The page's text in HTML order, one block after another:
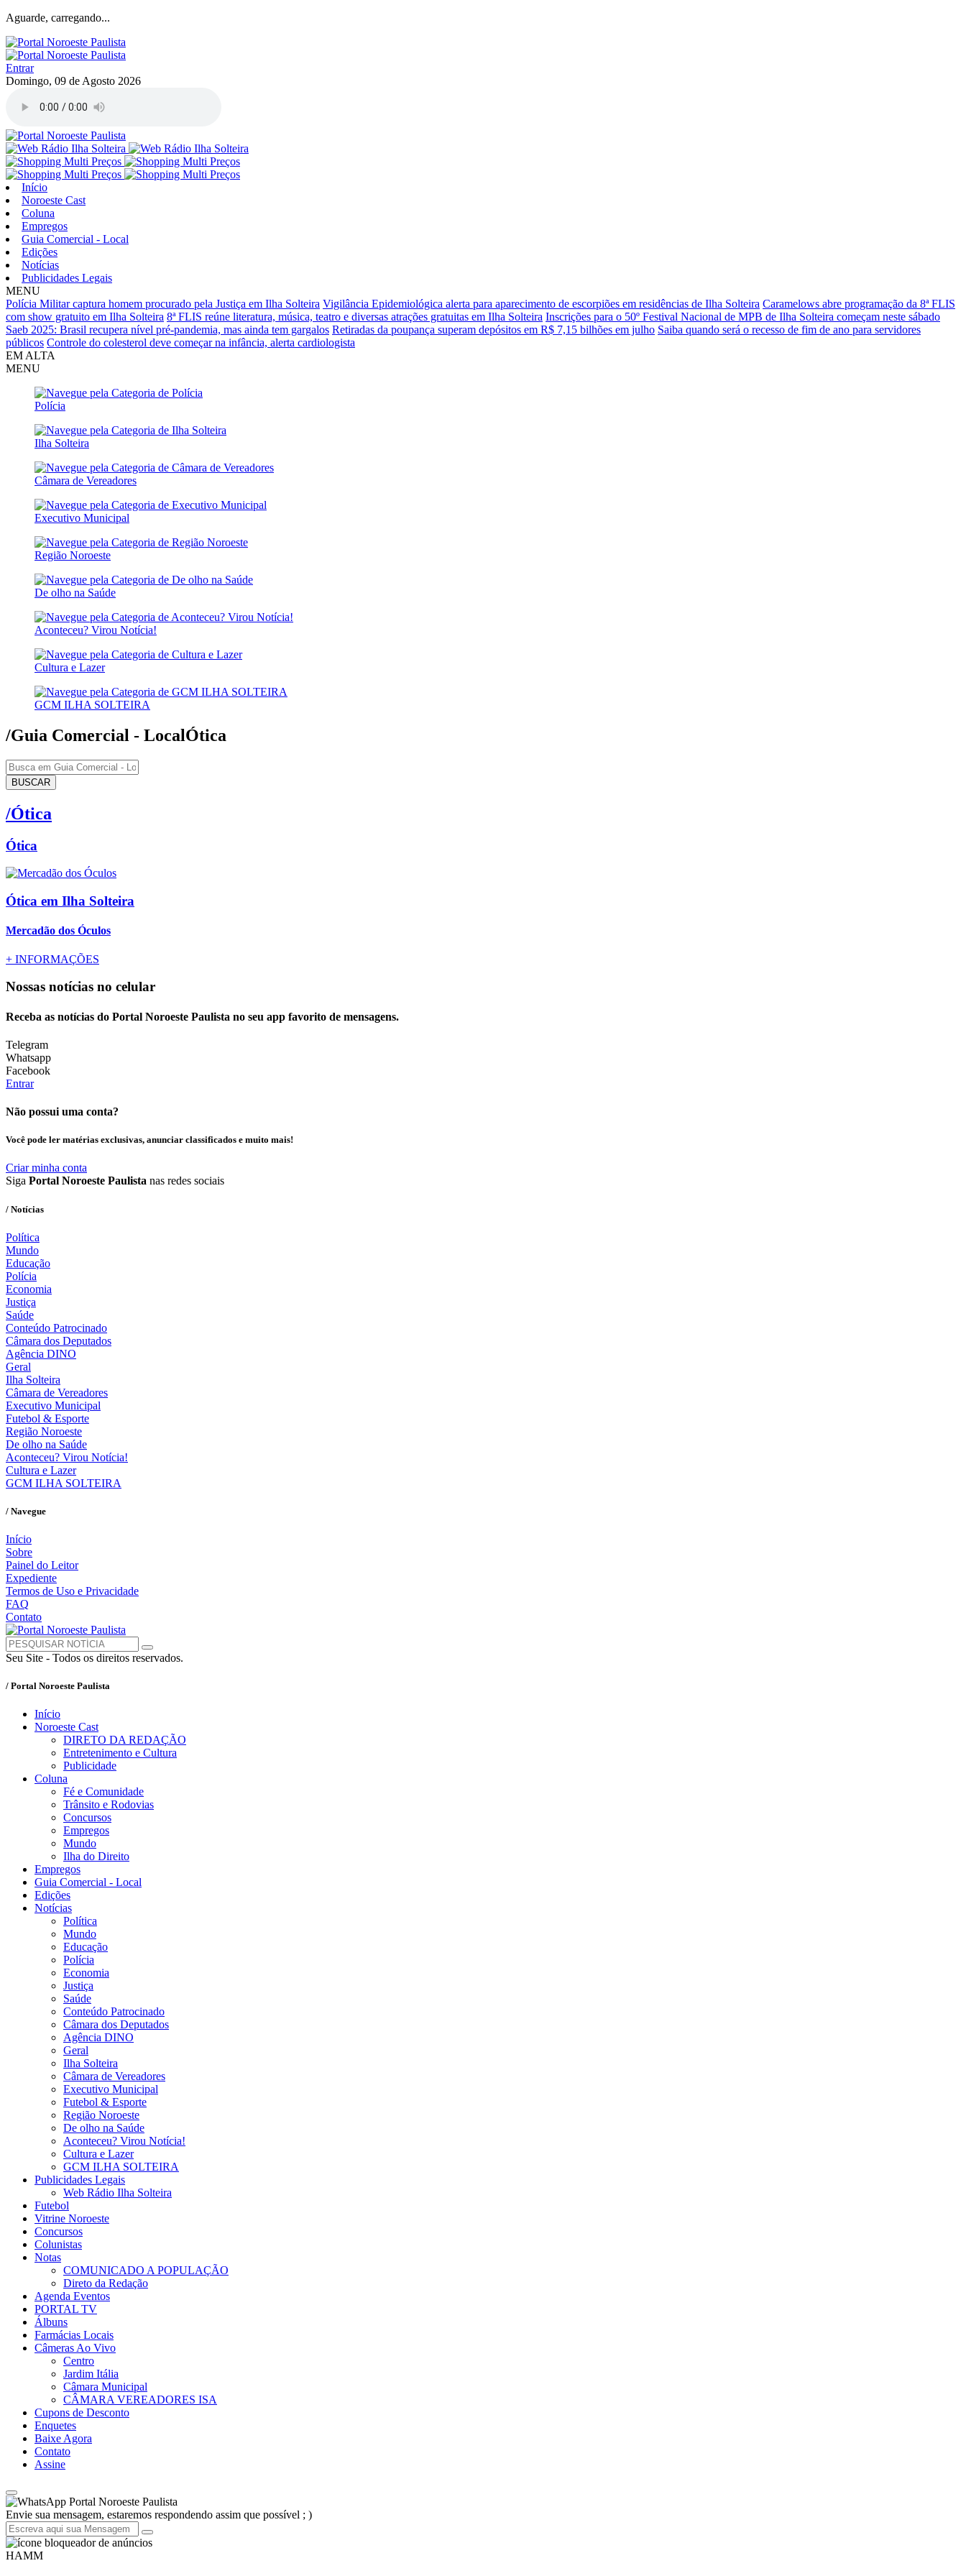
Aguarde, carregando...
Entrar
Domingo, 09 de Agosto 2026
Início
Noroeste Cast
Coluna
Empregos
Guia Comercial - Local
Edições
Notícias
Publicidades Legais
MENU
Polícia Militar captura homem procurado pela Justiça em Ilha Solteira Vigilância Epidemiológica alerta para aparecimento de escorpiões em residências de Ilha Solteira Caramelows abre programação da 8ª FLIS
com show gratuito em Ilha Solteira 8ª FLIS reúne literatura, música, teatro e diversas atrações gratuitas em Ilha Solteira Inscrições para o 50º Festival Nacional de MPB de Ilha Solteira começam neste sábado
Saeb 2025: Brasil recupera nível pré-pandemia, mas ainda tem gargalos Retiradas da poupança superam depósitos em R$ 7,15 bilhões em julho Saiba quando será o recesso de fim de ano para servidores
públicos Controle do colesterol deve começar na infância, alerta cardiologista
EM ALTA
MENU
Polícia
Ilha Solteira
Câmara de Vereadores
Executivo Municipal
Região Noroeste
De olho na Saúde
Aconteceu? Virou Notícia!
Cultura e Lazer
GCM ILHA SOLTEIRA
/Guia Comercial - LocalÓtica
BUSCAR
/Ótica
Ótica
Ótica em Ilha Solteira
Mercadão dos Óculos
+ INFORMAÇÕES
Nossas notícias no celular
Receba as notícias do Portal Noroeste Paulista no seu app favorito de mensagens.
Telegram
Whatsapp
Facebook
Entrar
Não possui uma conta?
Você pode ler matérias exclusivas, anunciar classificados e muito mais!
Criar minha conta
Siga Portal Noroeste Paulista nas redes sociais
/ Notícias
Política
Mundo
Educação
Polícia
Economia
Justiça
Saúde
Conteúdo Patrocinado
Câmara dos Deputados
Agência DINO
Geral
Ilha Solteira
Câmara de Vereadores
Executivo Municipal
Futebol & Esporte
Região Noroeste
De olho na Saúde
Aconteceu? Virou Notícia!
Cultura e Lazer
GCM ILHA SOLTEIRA
/ Navegue
Início
Sobre
Painel do Leitor
Expediente
Termos de Uso e Privacidade
FAQ
Contato
Seu Site - Todos os direitos reservados.
/ Portal Noroeste Paulista
Início
Noroeste Cast
DIRETO DA REDAÇÃO
Entretenimento e Cultura
Publicidade
Coluna
Fé e Comunidade
Trânsito e Rodovias
Concursos
Empregos
Mundo
Ilha do Direito
Empregos
Guia Comercial - Local
Edições
Notícias
Política
Mundo
Educação
Polícia
Economia
Justiça
Saúde
Conteúdo Patrocinado
Câmara dos Deputados
Agência DINO
Geral
Ilha Solteira
Câmara de Vereadores
Executivo Municipal
Futebol & Esporte
Região Noroeste
De olho na Saúde
Aconteceu? Virou Notícia!
Cultura e Lazer
GCM ILHA SOLTEIRA
Publicidades Legais
Web Rádio Ilha Solteira
Futebol
Vitrine Noroeste
Concursos
Colunistas
Notas
COMUNICADO A POPULAÇÃO
Direto da Redação
Agenda Eventos
PORTAL TV
Álbuns
Farmácias Locais
Câmeras Ao Vivo
Centro
Jardim Itália
Câmara Municipal
CÂMARA VEREADORES ISA
Cupons de Desconto
Enquetes
Baixe Agora
Contato
Assine
Portal Noroeste Paulista
Envie sua mensagem, estaremos respondendo assim que possível ; )
HAMM